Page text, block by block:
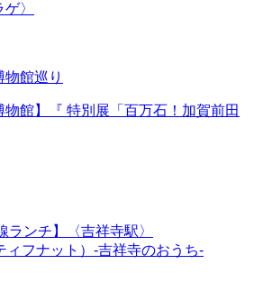
〉
館巡り
物館】『 特別展「百万石！加賀前田
ランチ】〈吉祥寺駅〉
ィフナット）-吉祥寺のおうち-